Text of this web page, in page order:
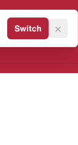
Sneaker
Switch ×